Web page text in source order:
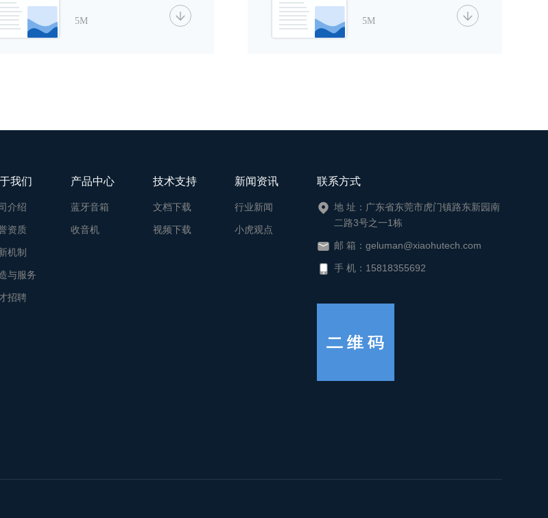
5M 5M
我们
介绍
资质
机制
与服务
招聘
产品中心
蓝牙音箱
收音机
技术支持
文档下载
视频下载
新闻资讯
行业新闻
小虎观点
联系方式
地 址：广东省东莞市虎门镇路东新园南
二路3号之一1栋
邮 箱：geluman@xiaohutech.com
手 机：15818355692